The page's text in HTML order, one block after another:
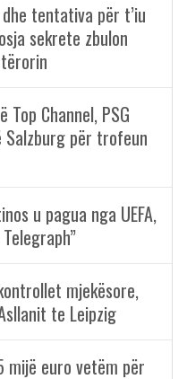
tentativa për t’iu
sekrete zbulon
Top Channel, PSG
Salzburg për trofeun
u pagua nga UEFA,
mjekësore,
te Leipzig
mijë euro vetëm për